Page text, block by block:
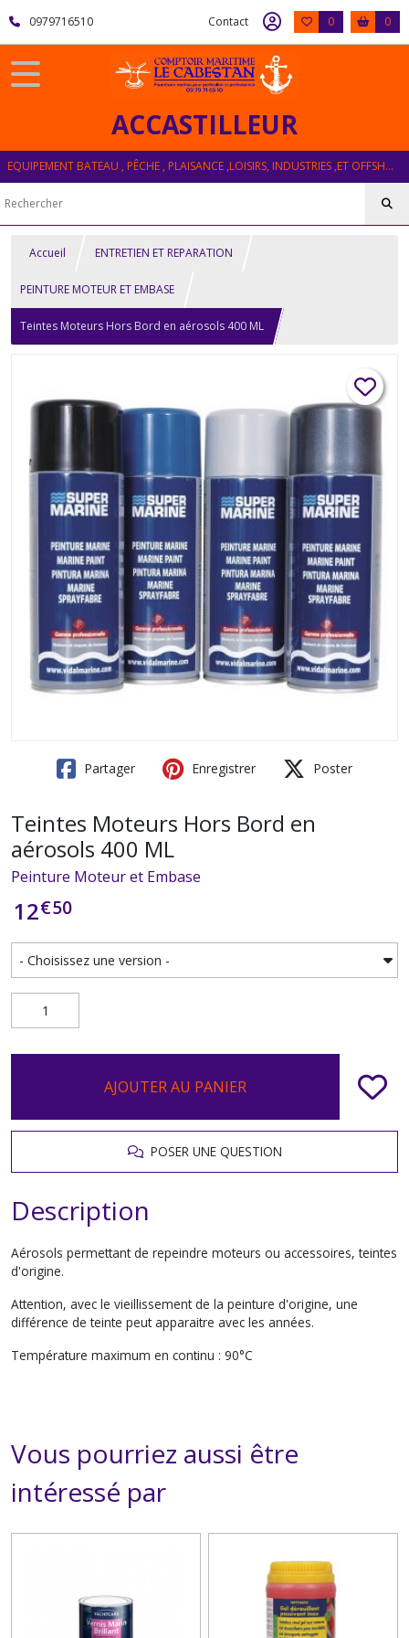
0979716510 Contact 0 0
ACCASTILLEUR
EQUIPEMENT BATEAU , PÊCHE , PLAISANCE ,LOISIRS, INDUSTRIES ,ET OFFSHORE
Accueil ENTRETIEN ET REPARATION
PEINTURE MOTEUR ET EMBASE
Teintes Moteurs Hors Bord en aérosols 400 ML
Partager Enregistrer Poster
Teintes Moteurs Hors Bord en
aérosols 400 ML
Peinture Moteur et Embase
12€50
AJOUTER AU PANIER
POSER UNE QUESTION
Description
Aérosols permettant de repeindre moteurs ou accessoires, teintes
d'origine.
Attention, avec le vieillissement de la peinture d'origine, une
différence de teinte peut apparaitre avec les années.
Température maximum en continu : 90°C
Vous pourriez aussi être
intéressé par